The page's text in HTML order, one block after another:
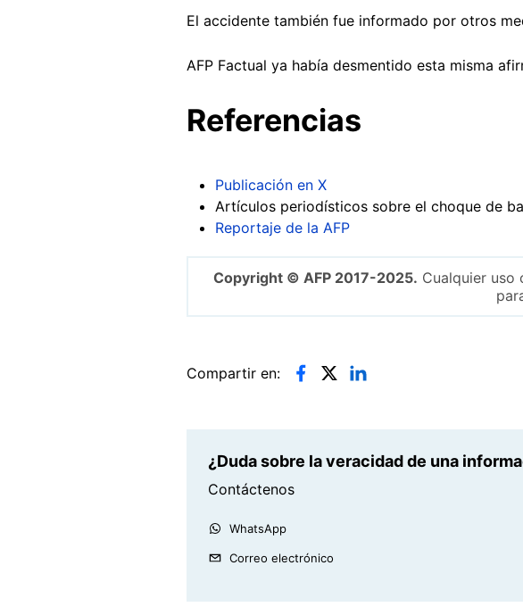
El accidente también fue informado por otros
AFP Factual ya había desmentido esta misma
Referencias
Publicación en X
Artículos periodísticos sobre el choque de
Reportaje de la AFP
Copyright © AFP 2017-2025. Cualquier uso
Compartir en:
¿Duda sobre la veracidad de una
Contáctenos
WhatsApp
Correo electrónico